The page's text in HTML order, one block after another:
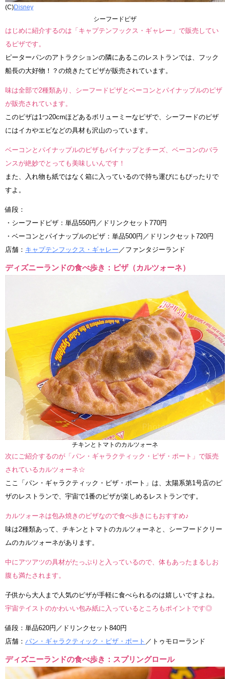
(C)Disney
シーフードピザ
はじめに紹介するのは「キャプテンフックス・ギャレー」で販売してい
るピザです。
ピーターパンのアトラクションの隣にあるこのレストランでは、フック
船長の大好物！？の焼きたてピザが販売されています。
味は全部で2種類あり、シーフードピザとベーコンとパイナップルのピザ
が販売されています。
このピザは1つ20cmほどあるボリューミーなピザで、シーフードのピザ
にはイカやエビなどの具材も沢山のっています。
ベーコンとパイナップルのピザもパイナップとチーズ、ベーコンのバラ
ンスが絶妙でとっても美味しいんです！
また、入れ物も紙ではなく箱に入っているので持ち運びにもぴったりで
すよ。
値段：
・シーフードピザ：単品550円／ドリンクセット770円
・ベーコンとパイナップルのピザ：単品500円／ドリンクセット720円
店舗： キャプテンフックス・ギャレー ／ファンタジーランド
ディズニーランドの食べ歩き：ピザ（カルツォーネ）
チキンとトマトのカルツォーネ
次にご紹介するのが「パン・ギャラクティック・ピザ・ポート」で販売
されているカルツォーネ☆
ここ「パン・ギャラクティック・ピザ・ポート」は、太陽系第1号店のピ
ザのレストランで、宇宙で1番のピザが楽しめるレストランです。
カルツォーネは包み焼きのピザなので食べ歩きにもおすすめ♪
味は2種類あって、チキンとトマトのカルツォーネと、シーフードクリー
ムのカルツォーネがあります。
中にアツアツの具材がたっぷりと入っているので、体もあったまるしお
腹も満たされます。
子供から大人まで人気のピザが手軽に食べられるのは嬉しいですよね。
宇宙テイストのかわいい包み紙に入っているところもポイントです◎
値段：単品620円／ドリンクセット840円
店舗： パン・ギャラクティック・ピザ・ポート ／トゥモローランド
ディズニーランドの食べ歩き：スプリングロール